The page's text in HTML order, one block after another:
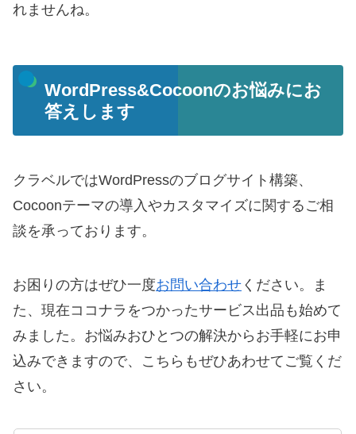
れませんね。
WordPress&Cocoonのお悩みにお
答えします
クラベルではWordPressのブログサイト構築、
Cocoonテーマの導入やカスタマイズに関するご相
談を承っております。
お困りの方はぜひ一度お問い合わせ ください。ま
た、現在ココナラをつかったサービス出品も始めて
みました。お悩みおひとつの解決からお手軽にお申
込みできますので、こちらもぜひあわせてご覧くだ
さい。